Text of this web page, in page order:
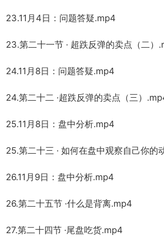
23.11月4日：问题答疑.mp4
23.第二十一节 · 超跌反弹的卖点（二）
24.11月8日：问题答疑.mp4
24.第二十二 ·超跌反弹的卖点（三）
25.11月8日：盘中分析.mp4
25.第二十三 · 如何在盘中观察自己你的
26.11月9日：盘中分析.mp4
26.第二十五节 ·什么是背离.mp4
27.第二十四节 ·尾盘吃货.mp4